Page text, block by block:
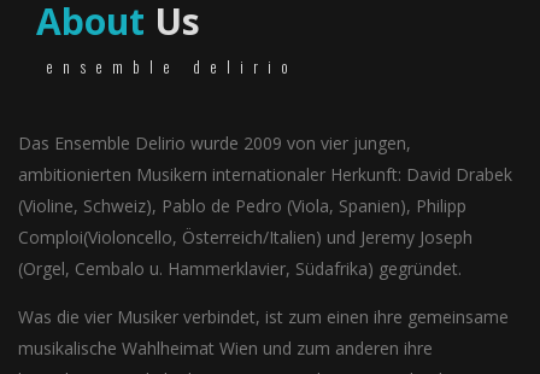
About Us
ensemble delirio
Das Ensemble Delirio wurde 2009 von vier jungen,
ambitionierten Musikern internationaler Herkunft: David Drabek
(Violine, Schweiz), Pablo de Pedro (Viola, Spanien), Philipp
Comploi(Violoncello, Österreich/Italien) und Jeremy Joseph
(Orgel, Cembalo u. Hammerklavier, Südafrika) gegründet.
Was die vier Musiker verbindet, ist zum einen ihre gemeinsame
musikalische Wahlheimat Wien und zum anderen ihre